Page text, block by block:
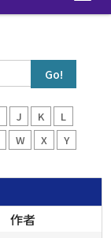
入
前
幾
個
J K
L
W X
Y
作者